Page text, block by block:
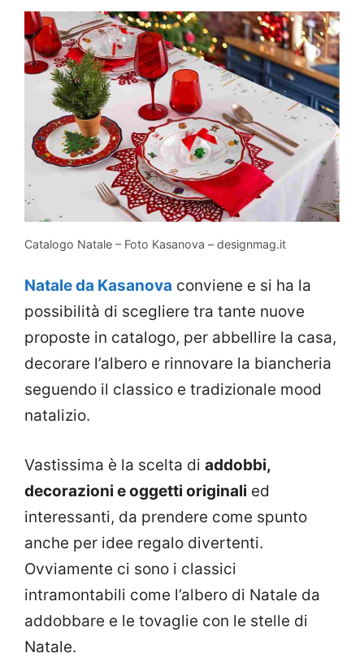
Catalogo Natale – Foto Kasanova – designmag.it
Natale da Kasanova conviene e si ha la
possibilità di scegliere tra tante nuove
proposte in catalogo, per abbellire la casa,
decorare l’albero e rinnovare la biancheria
seguendo il classico e tradizionale mood
natalizio.
Vastissima è la scelta di addobbi,
decorazioni e oggetti originali ed
interessanti, da prendere come spunto
anche per idee regalo divertenti.
Ovviamente ci sono i classici
intramontabili come l’albero di Natale da
addobbare e le tovaglie con le stelle di
Natale.